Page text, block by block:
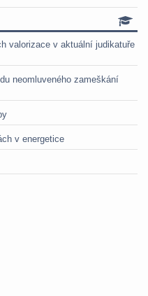
valorizace v aktuální judikatuře
neomluveného zameškání
v energetice